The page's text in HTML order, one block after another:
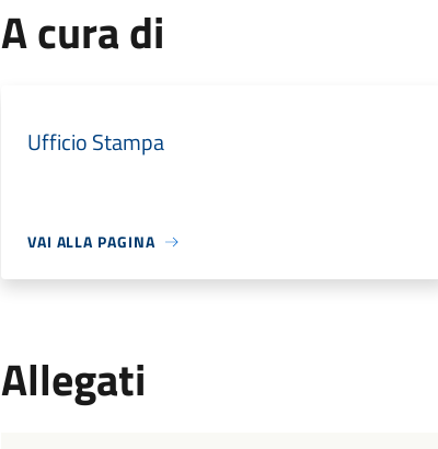
A cura di
Ufficio Stampa
VAI ALLA PAGINA
Allegati